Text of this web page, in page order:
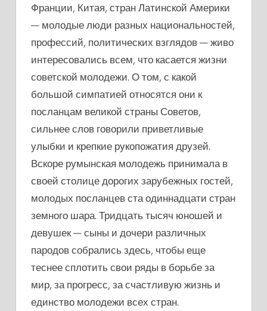
Франции, Китая, стран Латинской Америки
— молодые люди разных национальностей,
профессий, политических взглядов — живо
интересовались всем, что касается жизни
советской молодежи. О том, с какой
большой симпатией относятся они к
посланцам великой страны Советов,
сильнее слов говорили приветливые
улыбки и крепкие рукопожатия друзей.
Вскоре румынская молодежь принимала в
своей столице дорогих зарубежных гостей,
молодых посланцев ста одиннадцати стран
земного шара. Тридцать тысяч юношей и
девушек — сыны и дочери различных
пародов собрались здесь, чтобы еще
теснее сплотить свои ряды в борьбе за
мир, за прогресс, за счастливую жизнь и
единство молодежи всех стран.